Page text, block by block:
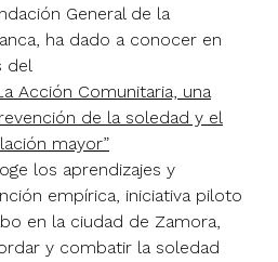
General de la
ha dado a conocer en
del
Acción Comunitaria, una
de la soledad y el
mayor”
los aprendizajes y
empírica, iniciativa piloto
en la ciudad de Zamora,
y combatir la soledad